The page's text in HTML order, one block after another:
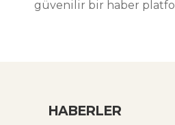
güvenilir bir haber
HABERLER